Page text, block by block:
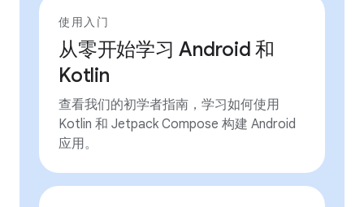
使用入门
从零开始学习 Android 和
Kotlin
查看我们的初学者指南，学习如何使用
Kotlin 和 Jetpack Compose 构建 Android
应用。